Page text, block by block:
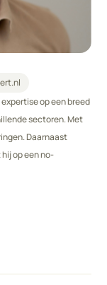
op een breed
sectoren. Met
Daarnaast
op een no-
afhandeling.